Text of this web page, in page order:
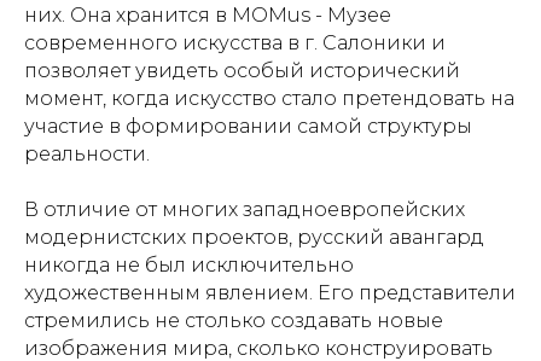
них. Oна хранится в MOMus - Музее
современного искусства в г. Салоники и
позволяет увидеть особый исторический
момент, когда искусство стало претендовать на
участие в формировании самой структуры
реальности.
В отличие от многих западноевропейских
модернистских проектов, русский авангард
никогда не был исключительно
художественным явлением. Его представители
стремились не столько создавать новые
изображения мира, сколько конструировать